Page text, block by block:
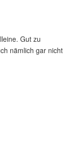
Gut zu
nämlich gar nicht